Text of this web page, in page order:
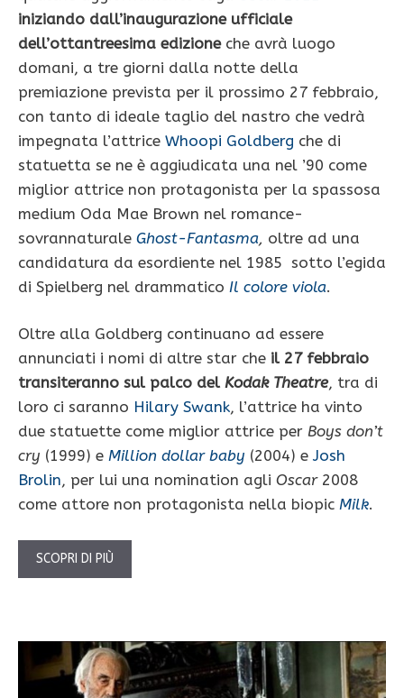
iniziando dall’inaugurazione ufficiale
dell’ottantreesima edizione che avrà luogo
domani, a tre giorni dalla notte della
premiazione prevista per il prossimo 27 febbraio,
con tanto di ideale taglio del nastro che vedrà
impegnata l’attrice Whoopi Goldberg che di
statuetta se ne è aggiudicata una nel ’90 come
miglior attrice non protagonista per la spassosa
medium Oda Mae Brown nel romance-
sovrannaturale Ghost-Fantasma, oltre ad una
candidatura da esordiente nel 1985 sotto l’egida
di Spielberg nel drammatico Il colore viola.
Oltre alla Goldberg continuano ad essere
annunciati i nomi di altre star che il 27 febbraio
transiteranno sul palco del Kodak Theatre, tra di
loro ci saranno Hilary Swank, l’attrice ha vinto
due statuette come miglior attrice per Boys don’t
cry (1999) e Million dollar baby (2004) e Josh
Brolin, per lui una nomination agli Oscar 2008
come attore non protagonista nella biopic Milk.
SCOPRI DI PIÙ